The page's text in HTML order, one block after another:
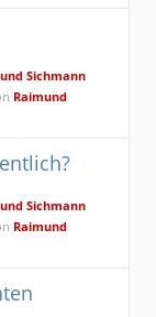
Sichmann
Raimund
Sichmann
Raimund